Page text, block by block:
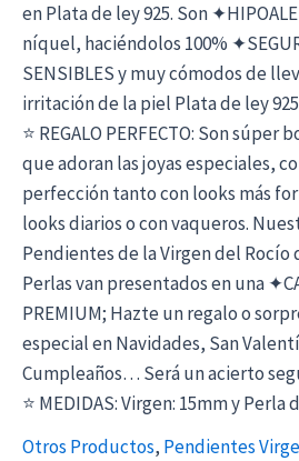
en Plata de ley 925. Son
níquel, haciéndolos 100%
SENSIBLES y muy cómodos de
irritación de la piel Plata de ley 925
⭐ REGALO PERFECTO: Son
que adoran las joyas especiales,
perfección tanto con looks más
looks diarios o con vaqueros.
Pendientes de la Virgen del Rocío
Perlas van presentados en una
PREMIUM; Hazte un regalo o
especial en Navidades, San
Cumpleaños… Será un acierto
⭐ MEDIDAS: Virgen: 15mm y
Otros Productos, Pendientes